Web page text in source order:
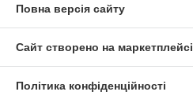
Повна версія сайту
Сайт створено на маркетплейсі
Політика конфіденційності